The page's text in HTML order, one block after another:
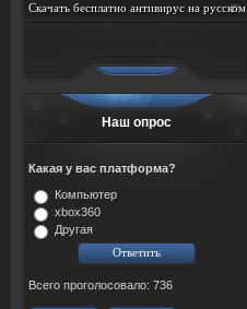
Скачать бесплатно антивирус на русском
Наш опрос
Какая у вас платформа?
Компьютер
xbox360
Другая
Всего проголосовало: 736